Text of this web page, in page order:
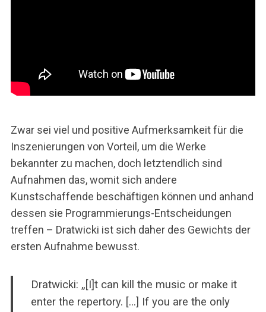
Zwar sei viel und positive Aufmerksamkeit für die
Inszenierungen von Vorteil, um die Werke
bekannter zu machen, doch letztendlich sind
Aufnahmen das, womit sich andere
Kunstschaffende beschäftigen können und anhand
dessen sie Programmierungs-Entscheidungen
treffen – Dratwicki ist sich daher des Gewichts der
ersten Aufnahme bewusst.
Dratwicki: „[I]t can kill the music or make it
enter the repertory. […] If you are the only